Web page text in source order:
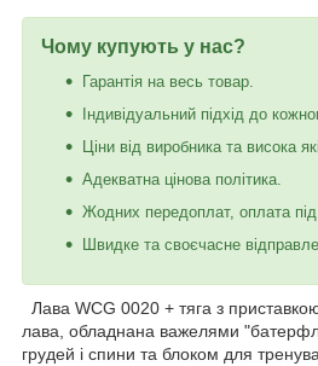
Чому купують у нас?
Гарантія на весь товар.
Індивідуальний підхід до
Ціни від виробника та висока
Адекватна цінова політика.
Жодних передоплат, оплата
Швидке та своєчасне
Лава WCG 0020 + тяга з
лава, обладнана важелями
грудей і спини та блоком для